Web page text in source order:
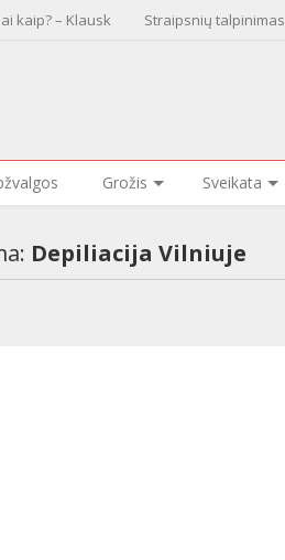
kaip? – Klausk Straipsnių talpinimas
Grožis Sveikata
Depiliacija Vilniuje